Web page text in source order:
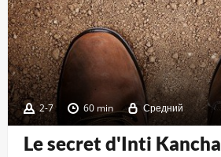
2-7 60 min Средний
Le secret d'Inti Kancha